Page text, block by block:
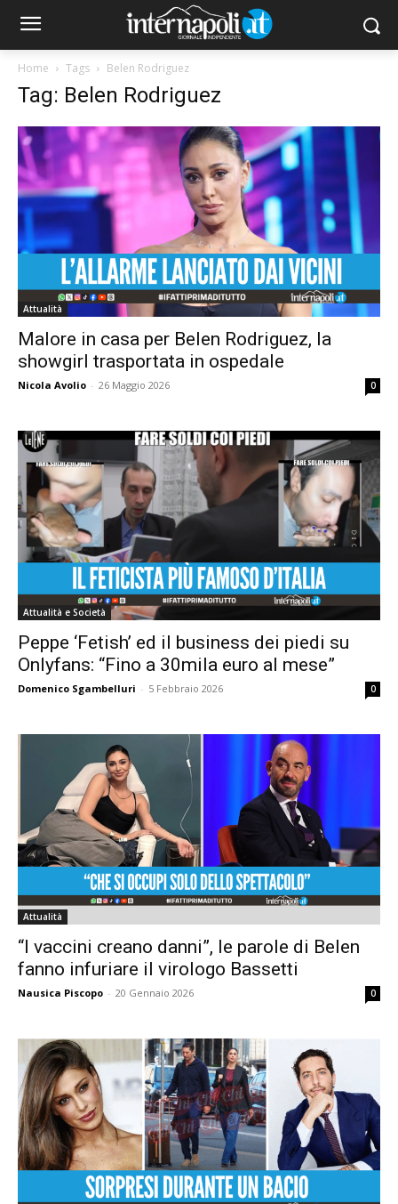
Home Tags Belen Rodriguez
Tag: Belen Rodriguez
Attualità
Malore in casa per Belen Rodriguez, la
showgirl trasportata in ospedale
Nicola Avolio - 26 Maggio 2026 0
Attualità e Società
Peppe ‘Fetish’ ed il business dei piedi su
Onlyfans: “Fino a 30mila euro al mese”
Domenico Sgambelluri - 5 Febbraio 2026 0
Attualità
“I vaccini creano danni”, le parole di Belen
fanno infuriare il virologo Bassetti
Nausica Piscopo - 20 Gennaio 2026 0